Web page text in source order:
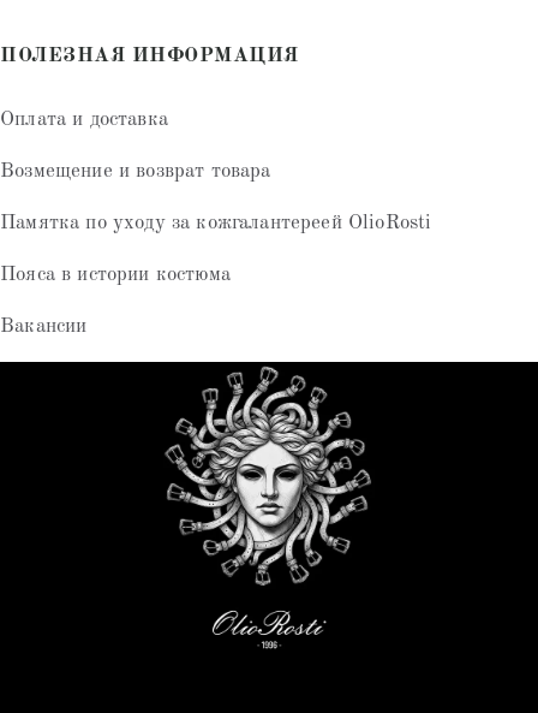
ПОЛЕЗНАЯ ИНФОРМАЦИЯ
Оплата и доставка
Возмещение и возврат товара
Памятка по уходу за кожгалантереей OlioRosti
Пояса в истории костюма
Вакансии